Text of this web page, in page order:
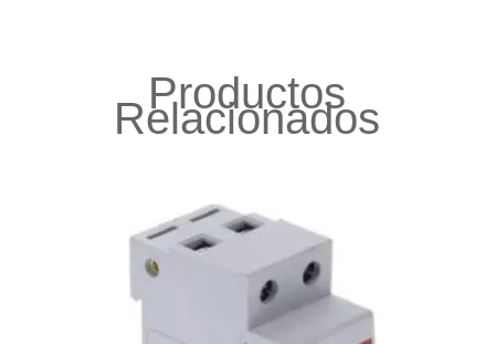
Productos
Relacionados